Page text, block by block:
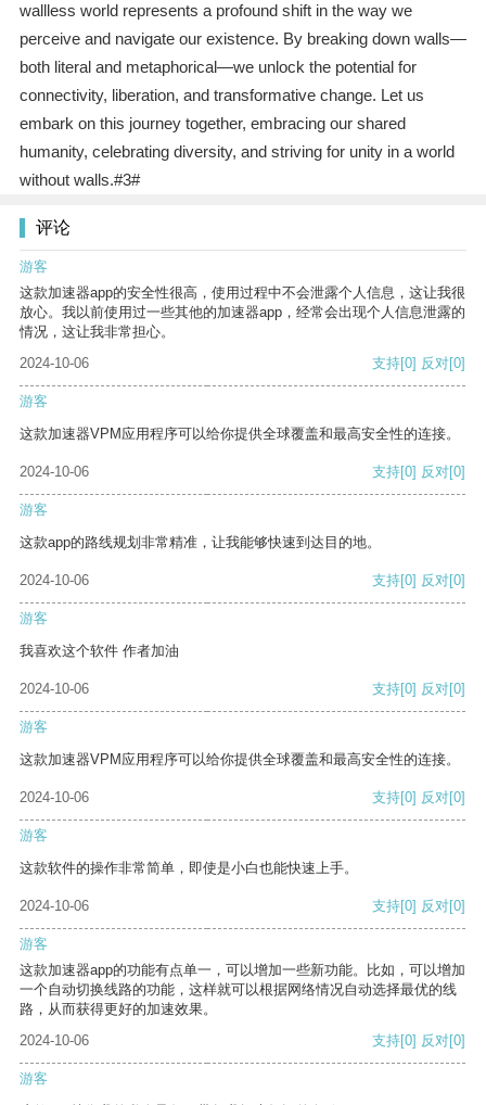
wallless world represents a profound shift in the way we
perceive and navigate our existence. By breaking down walls—
both literal and metaphorical—we unlock the potential for
connectivity, liberation, and transformative change. Let us
embark on this journey together, embracing our shared
humanity, celebrating diversity, and striving for unity in a world
without walls.#3#
评论
游客
这款加速器app的安全性很高，使用过程中不会泄露个人信息，这让我很
放心。我以前使用过一些其他的加速器app，经常会出现个人信息泄露的
情况，这让我非常担心。
2024-10-06
支持[0] 反对[0]
游客
这款加速器VPM应用程序可以给你提供全球覆盖和最高安全性的连接。
2024-10-06 支持[0] 反对[0]
游客
这款app的路线规划非常精准，让我能够快速到达目的地。
2024-10-06 支持[0] 反对[0]
游客
我喜欢这个软件 作者加油
2024-10-06 支持[0] 反对[0]
游客
这款加速器VPM应用程序可以给你提供全球覆盖和最高安全性的连接。
2024-10-06 支持[0] 反对[0]
游客
这款软件的操作非常简单，即使是小白也能快速上手。
2024-10-06 支持[0] 反对[0]
游客
这款加速器app的功能有点单一，可以增加一些新功能。比如，可以增加
一个自动切换线路的功能，这样就可以根据网络情况自动选择最优的线
路，从而获得更好的加速效果。
2024-10-06
支持[0] 反对[0]
游客